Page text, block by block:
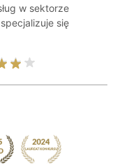
w sektorze
się